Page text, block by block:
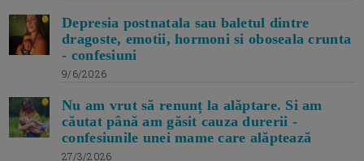
Depresia postnatala sau baletul dintre
dragoste, emotii, hormoni si oboseala crunta
- confesiuni
9/6/2026
Nu am vrut să renunț la alăptare. Si am
căutat până am găsit cauza durerii -
confesiunile unei mame care alăptează
27/3/2026